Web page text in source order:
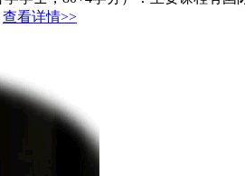
查看详情>>